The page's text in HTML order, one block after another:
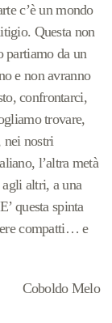
c’è un mondo
Questa non
da un
e non avranno
confrontarci,
trovare,
nostri
l’altra metà
altri, a una
questa spinta
compatti… e
Coboldo Melo